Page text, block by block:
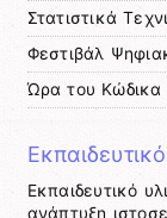
Στατιστικά
Φεστιβάλ
Ώρα του Κώδικα
Εκπαιδευτικό
ανάπτυξη